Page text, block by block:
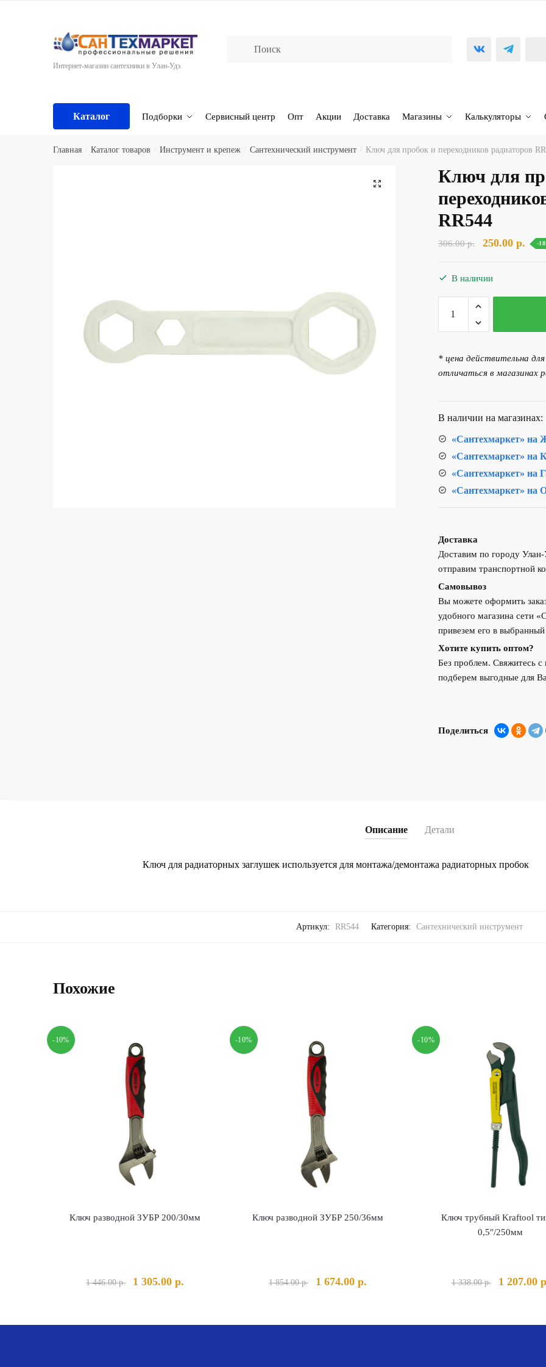
Интернет-магазин сантехники в Улан-Удэ.
Каталог Подборки Сервисный центр Опт Акции Доставка Магазины Калькуляторы
Главная Каталог товаров Инструмент и крепеж Сантехнический инструмент Ключ для пробок и переходников радиаторов
🔍
Ключ для
RR544
306.00р.
составляла
306.00 р..
250.00 р. -
В наличии
Количество
товара
Ключ
пробок
* цена действительна
отличаться в магазинах
В наличии на магазинах:
«Сантехмаркет» на
«Сантехмаркет» на
«Сантехмаркет» на
«Сантехмаркет» на
Доставка
Доставим по городу
отправим транспортной
Самовывоз
Вы можете оформить
удобного магазина сети
привезем его в
Хотите купить оптом?
Без проблем. Свяжитесь
подберем выгодные для
Поделиться
Описание Детали
Ключ для радиаторных заглушек используется для монтажа/демонтажа радиаторных пробок
Артикул: RR544 Категория: Сантехнический инструмент
Похожие
-10%
Ключ разводной ЗУБР 200/30мм
1 446.00р.
Первоначальная
1
1 305.00р.
305.00 р..
-10%
Ключ разводной ЗУБР 250/36мм
1 854.00р.
Первоначальная
1
1 674.00 р.
674.00 р..
-10%
Ключ трубный Kraftool
0,5″/250мм
1 338.00р.
1
1 207.00